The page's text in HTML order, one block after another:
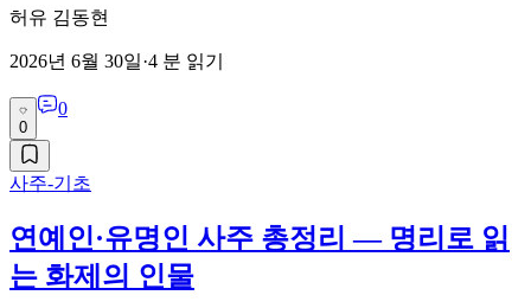
허유 김동현
2026년 6월 30일·4 분 읽기
0
0
사주-기초
연예인·유명인 사주 총정리 — 명리로 읽
는 화제의 인물